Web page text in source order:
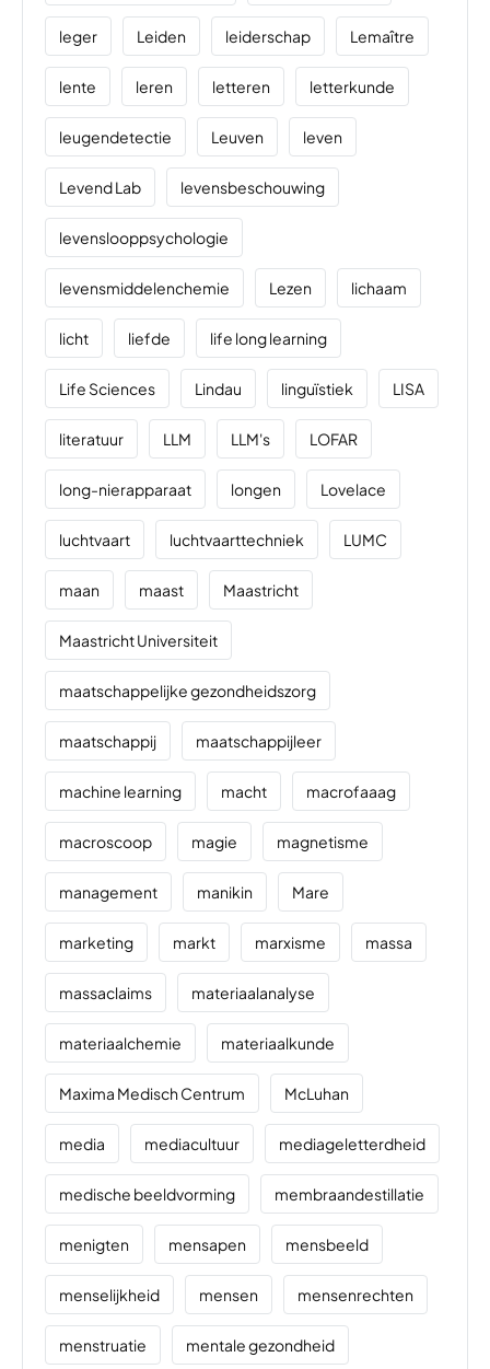
leger Leiden leiderschap Lemaître
lente leren letteren letterkunde
leugendetectie Leuven leven
Levend Lab levensbeschouwing
levenslooppsychologie
levensmiddelenchemie Lezen lichaam
licht liefde life long learning
Life Sciences Lindau linguïstiek LISA
literatuur LLM LLM's LOFAR
long-nierapparaat longen Lovelace
luchtvaart luchtvaarttechniek LUMC
maan maast Maastricht
Maastricht Universiteit
maatschappelijke gezondheidszorg
maatschappij maatschappijleer
machine learning macht macrofaaag
macroscoop magie magnetisme
management manikin Mare
marketing markt marxisme massa
massaclaims materiaalanalyse
materiaalchemie materiaalkunde
Maxima Medisch Centrum McLuhan
media mediacultuur mediageletterdheid
medische beeldvorming membraandestillatie
menigten mensapen mensbeeld
menselijkheid mensen mensenrechten
menstruatie mentale gezondheid